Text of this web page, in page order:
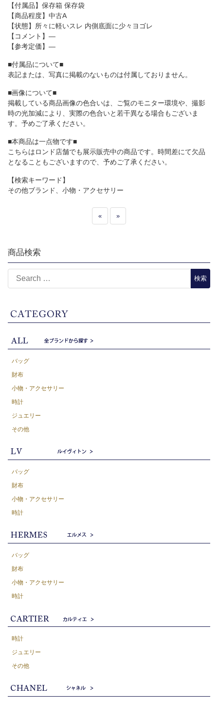
【付属品】保存箱 保存袋
【商品程度】中古A
【状態】所々に軽いスレ 内側底面に少々ヨゴレ
【コメント】―
【参考定価】―
■付属品について■
表記または、写真に掲載のないものは付属しておりません。
■画像について■
掲載している商品画像の色合いは、ご覧のモニター環境や、撮影
時の光加減により、実際の色合いと若干異なる場合もございま
す。予めご了承ください。
■本商品は一点物です■
こちらはロンド店舗でも展示販売中の商品です。時間差にて欠品
となることもございますので、予めご了承ください。
【検索キーワード】
その他ブランド、小物・アクセサリー
« »
商品検索
バッグ
財布
小物・アクセサリー
時計
ジュエリー
その他
バッグ
財布
小物・アクセサリー
時計
バッグ
財布
小物・アクセサリー
時計
時計
ジュエリー
その他